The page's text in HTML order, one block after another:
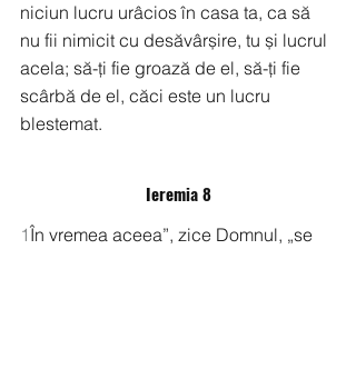
niciun lucru urâcios în casa ta, ca să
nu fii nimicit cu desăvârșire, tu și lucrul
acela; să-ți fie groază de el, să-ți fie
scârbă de el, căci este un lucru
blestemat.
Ieremia 8
1În vremea aceea”, zice Domnul, „se